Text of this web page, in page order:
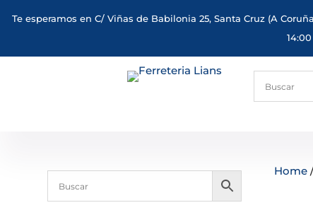
Te esperamos en C/ Viñas de Babilonia 25, Santa Cruz (A
14:00
Home